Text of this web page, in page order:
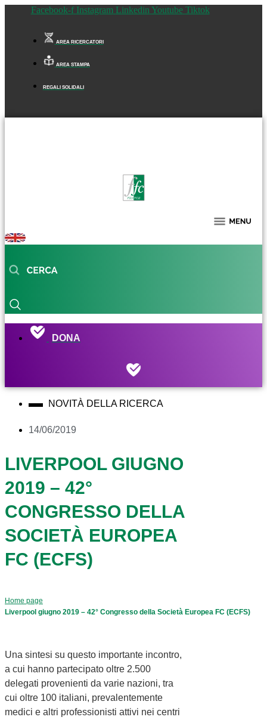
Facebook-f Instagram Linkedin Youtube Tiktok
AREA RICERCATORI
AREA STAMPA
REGALI SOLIDALI
DONA
NOVITÀ DELLA RICERCA
14/06/2019
LIVERPOOL GIUGNO
2019 – 42°
CONGRESSO DELLA
SOCIETÀ EUROPEA
FC (ECFS)
Home page
Liverpool giugno 2019 – 42° Congresso della Società Europea FC (ECFS)
Una sintesi su questo importante incontro,
a cui hanno partecipato oltre 2.500
delegati provenienti da varie nazioni, tra
cui oltre 100 italiani, prevalentemente
medici e altri professionisti attivi nei centri